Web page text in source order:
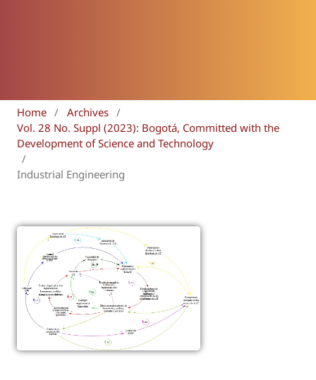
Home / Archives /
Vol. 28 No. Suppl (2023): Bogotá, Committed with the
Development of Science and Technology
/
Industrial Engineering